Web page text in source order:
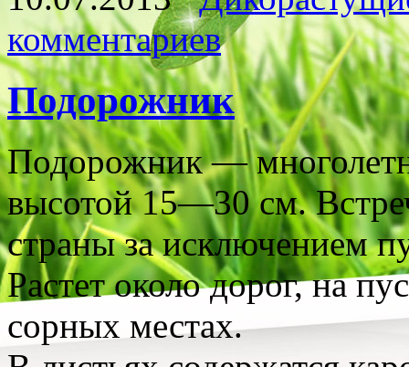
комментариев
Подорожник
Подорожник —
высотой 15—30 см.
страны за исключением
Растет около дорог, на
сорных местах.